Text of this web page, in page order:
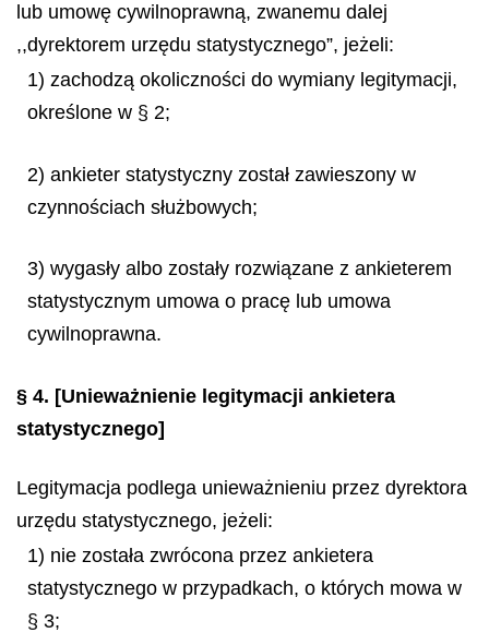
lub umowę cywilnoprawną, zwanemu dalej
,,dyrektorem urzędu statystycznego”, jeżeli:
1) zachodzą okoliczności do wymiany legitymacji,
określone w § 2;
2) ankieter statystyczny został zawieszony w
czynnościach służbowych;
3) wygasły albo zostały rozwiązane z ankieterem
statystycznym umowa o pracę lub umowa
cywilnoprawna.
§ 4. [Unieważnienie legitymacji ankietera
statystycznego]
Legitymacja podlega unieważnieniu przez dyrektora
urzędu statystycznego, jeżeli:
1) nie została zwrócona przez ankietera
statystycznego w przypadkach, o których mowa w
§ 3;